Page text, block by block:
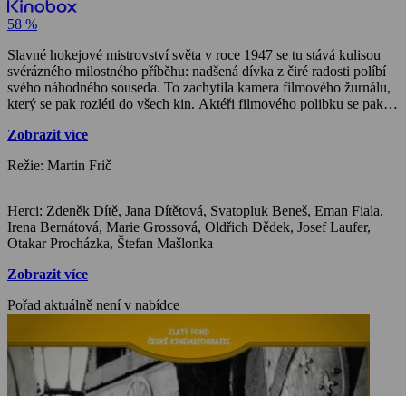
58 %
Slavné hokejové mistrovství světa v roce 1947 se tu stává kulisou
svérázného milostného příběhu: nadšená dívka z čiré radosti políbí
svého náhodného souseda. To zachytila kamera filmového žurnálu,
který se pak rozlétl do všech kin. Aktéři filmového polibku se pak
jejich okolí.
Zobrazit více
Režie: Martin Frič
Herci: Zdeněk Dítě, Jana Dítětová, Svatopluk Beneš, Eman Fiala,
Irena Bernátová, Marie Grossová, Oldřich Dědek, Josef Laufer,
Otakar Procházka, Štefan Mašlonka
Zobrazit více
Pořad aktuálně není v nabídce